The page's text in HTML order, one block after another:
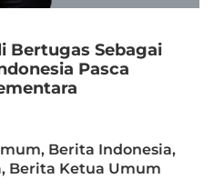
Bertugas Sebagai
Pasca
, Berita Indonesia,
, Berita Ketua Umum